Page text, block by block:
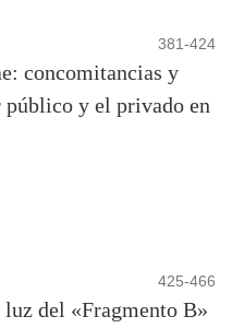
381-424
concomitancias y
público y el privado en
425-466
del «Fragmento B»